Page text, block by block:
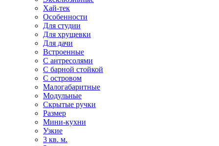
Хай-тек
Особенности
Для студии
Для хрущевки
Для дачи
Встроенные
С антресолями
С барной стойкой
С островом
Малогабаритные
Модульные
Скрытые ручки
Размер
Мини-кухни
Узкие
3 кв. м.